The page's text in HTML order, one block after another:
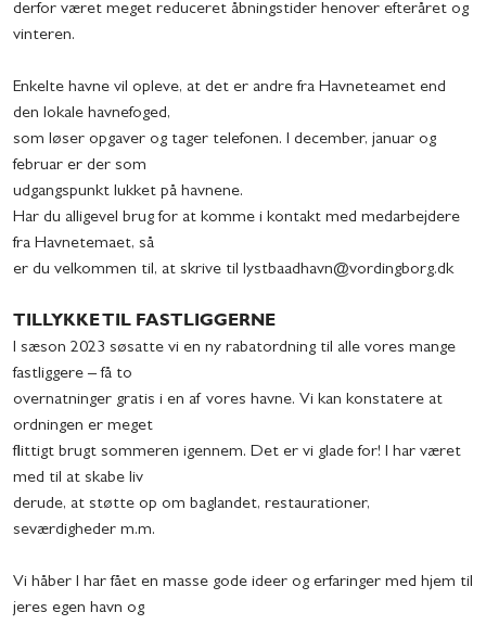
derfor været meget reduceret åbningstider henover efteråret og
vinteren.
Enkelte havne vil opleve, at det er andre fra Havneteamet end
den lokale havnefoged,
som løser opgaver og tager telefonen. I december, januar og
februar er der som
udgangspunkt lukket på havnene.
Har du alligevel brug for at komme i kontakt med medarbejdere
fra Havnetemaet, så
er du velkommen til, at skrive til lystbaadhavn@vordingborg.dk
TILLYKKE TIL FASTLIGGERNE
I sæson 2023 søsatte vi en ny rabatordning til alle vores mange
fastliggere – få to
overnatninger gratis i en af vores havne. Vi kan konstatere at
ordningen er meget
flittigt brugt sommeren igennem. Det er vi glade for! I har været
med til at skabe liv
derude, at støtte op om baglandet, restaurationer,
seværdigheder m.m.
Vi håber I har fået en masse gode ideer og erfaringer med hjem til
jeres egen havn og